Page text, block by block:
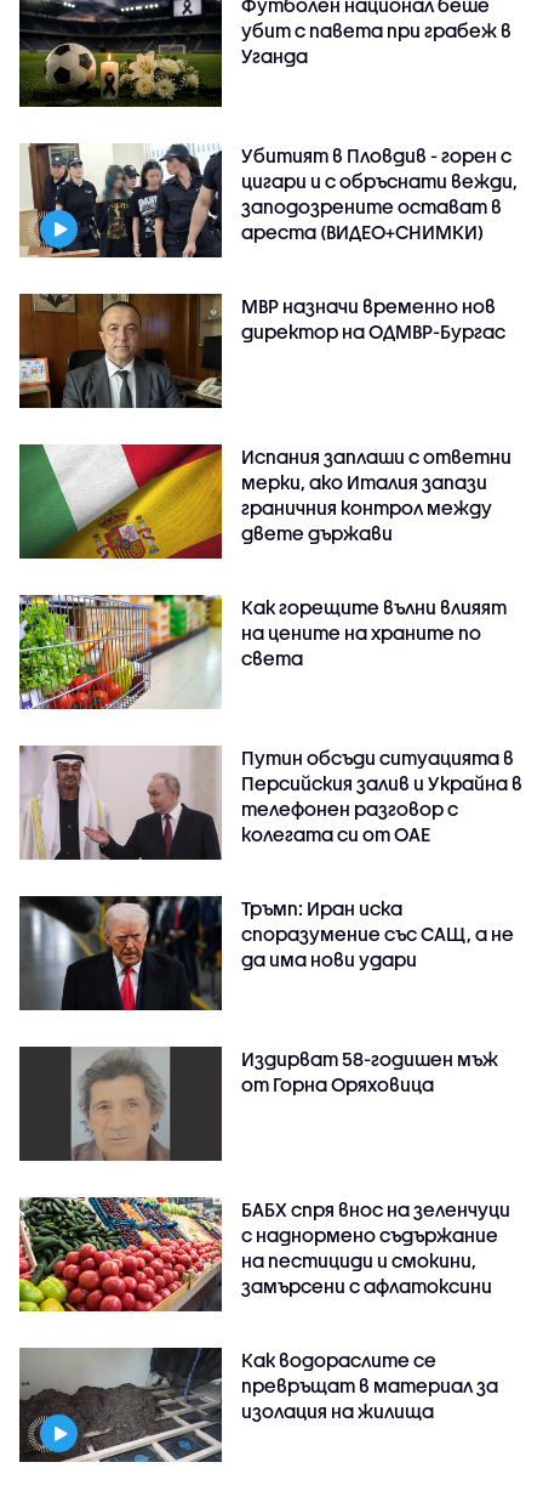
Футболен национал беше
убит с павета при грабеж в
Уганда
Убитият в Пловдив - горен с
цигари и с обръснати вежди,
заподозрените остават в
ареста (ВИДЕО+СНИМКИ)
МВР назначи временно нов
директор на ОДМВР-Бургас
Испания заплаши с ответни
мерки, ако Италия запази
граничния контрол между
двете държави
Как горещите вълни влияят
на цените на храните по
света
Путин обсъди ситуацията в
Персийския залив и Украйна в
телефонен разговор с
колегата си от ОАЕ
Тръмп: Иран иска
споразумение със САЩ, а не
да има нови удари
Издирват 58-годишен мъж
от Горна Оряховица
БАБХ спря внос на зеленчуци
с наднормено съдържание
на пестициди и смокини,
замърсени с афлатоксини
Как водораслите се
превръщат в материал за
изолация на жилища